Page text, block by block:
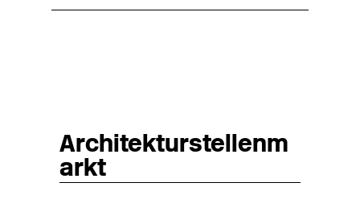
Architekturstellenm
arkt